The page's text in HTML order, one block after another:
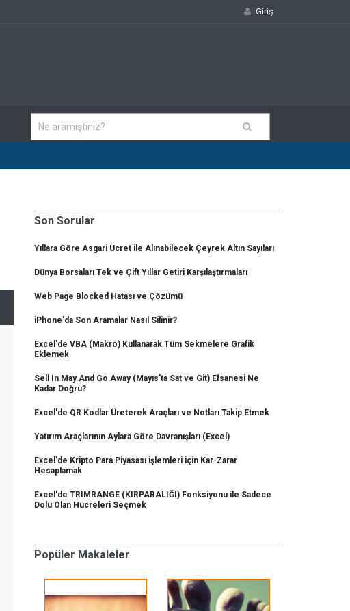
Giriş
Son Sorular
Yıllara Göre Asgari Ücret ile Alınabilecek Çeyrek Altın Sayıları
Dünya Borsaları Tek ve Çift Yıllar Getiri Karşılaştırmaları
Web Page Blocked Hatası ve Çözümü
iPhone'da Son Aramalar Nasıl Silinir?
Excel'de VBA (Makro) Kullanarak Tüm Sekmelere Grafik
Eklemek
Sell In May And Go Away (Mayıs'ta Sat ve Git) Efsanesi Ne
Kadar Doğru?
Excel'de QR Kodlar Üreterek Araçları ve Notları Takip Etmek
Yatırım Araçlarının Aylara Göre Davranışları (Excel)
Excel'de Kripto Para Piyasası işlemleri için Kar-Zarar
Hesaplamak
Excel'de TRIMRANGE (KIRPARALIĞI) Fonksiyonu ile Sadece
Dolu Olan Hücreleri Seçmek
Popüler Makaleler